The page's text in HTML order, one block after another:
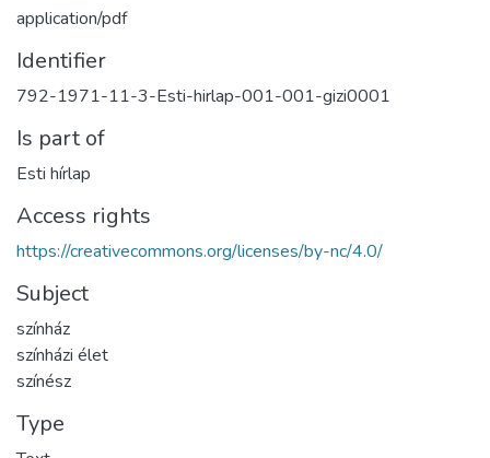
application/pdf
Identifier
792-1971-11-3-Esti-hirlap-001-001-gizi0001
Is part of
Esti hírlap
Access rights
https://creativecommons.org/licenses/by-nc/4.0/
Subject
színház
színházi élet
színész
Type